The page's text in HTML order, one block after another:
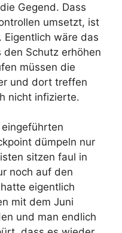
Gegend. Dass
umsetzt, ist
wäre das
Schutz erhöhen
müssen die
und dort treffen
nicht infizierte.
dümpeln nur
sitzen faul in
noch auf den
eigentlich
mit dem Juni
und man endlich